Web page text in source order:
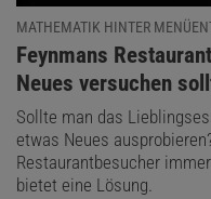
MATHEMATIK HINTER
:
Feynmans
Neues versuchen
Sollte man das
etwas Neues
Restaurantbesucher
bietet eine Lösung.